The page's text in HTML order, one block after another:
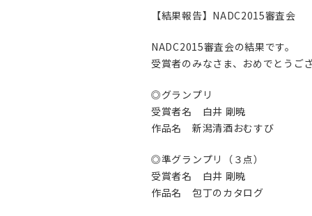
【結果報告】NADC2015審査会
NADC2015審査会の結果です。
受賞者のみなさま、おめでとうご
◎グランプリ
受賞者名 白井 剛暁
作品名 新潟清酒おむすび
◎準グランプリ（３点）
受賞者名 白井 剛暁
作品名 包丁のカタログ